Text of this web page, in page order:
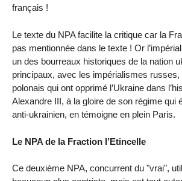
français !
Le texte du NPA facilite la critique car la
pas mentionnée dans le texte ! Or
un des bourreaux historiques de la nation
principaux, avec les impérialismes russes,
polonais qui ont opprimé l’Ukraine dans
Alexandre III, à la gloire de son régime qui
anti-ukrainien, en témoigne en plein Paris.
Le NPA de la Fraction l’Etincelle
Ce deuxième NPA, concurrent du "vrai",